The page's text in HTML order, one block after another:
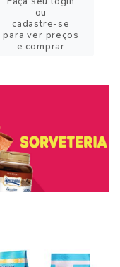
ou
cadastre-se
para ver preços
e comprar